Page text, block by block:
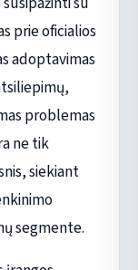
prie oficialios
adoptavimas
problemas
ne tik
siekiant
segmente.